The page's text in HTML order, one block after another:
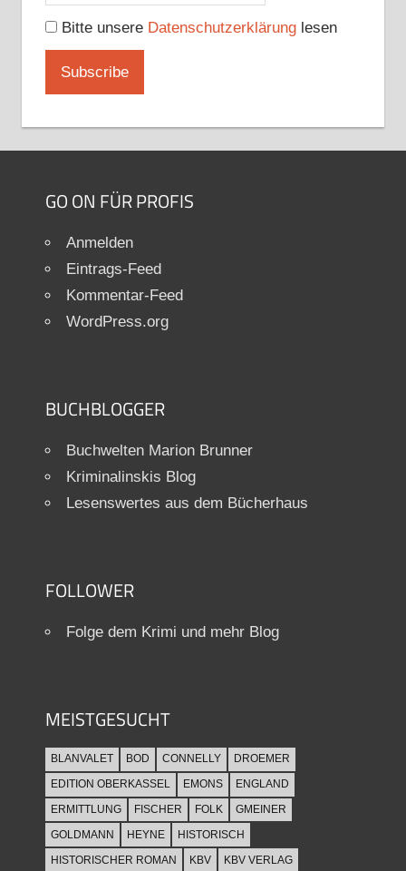
Bitte unsere Datenschutzerklärunglesen
GO ON FÜR PROFIS
Anmelden
Eintrags-Feed
Kommentar-Feed
WordPress.org
BUCHBLOGGER
Buchwelten Marion Brunner
Kriminalinskis Blog
Lesenswertes aus dem Bücherhaus
FOLLOWER
Folge dem Krimi und mehr Blog
MEISTGESUCHT
BLANVALET BOD CONNELLY
DROEMER
EDITION OBERKASSEL
EMONS
ENGLAND
ERMITTLUNG
FISCHER FOLK
GMEINER
GOLDMANN
HEYNE
HISTORISCH
HISTORISCHER ROMAN
KBV KBV VERLAG